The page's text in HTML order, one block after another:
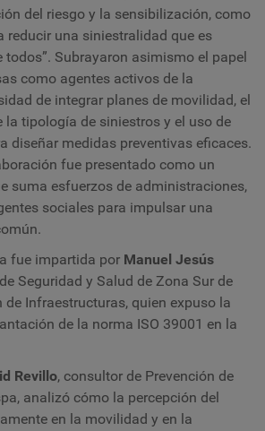
del riesgo y la sensibilización, como
reducir una siniestralidad que es
todos”. Subrayaron asimismo el papel
como agentes activos de la
de integrar planes de movilidad, el
la tipología de siniestros y el uso de
diseñar medidas preventivas eficaces.
fue presentado como un
suma esfuerzos de administraciones,
sociales para impulsar una
fue impartida por Manuel Jesús
Seguridad y Salud de Zona Sur de
de Infraestructuras, quien expuso la
de la norma ISO 39001 en la
Revillo, consultor de Prevención de
analizó cómo la percepción del
en la movilidad y en la